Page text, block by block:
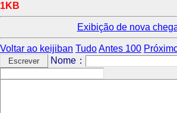
1KB
Exibição de nova
Voltar ao keijiban TudoAntes 100
Nome：